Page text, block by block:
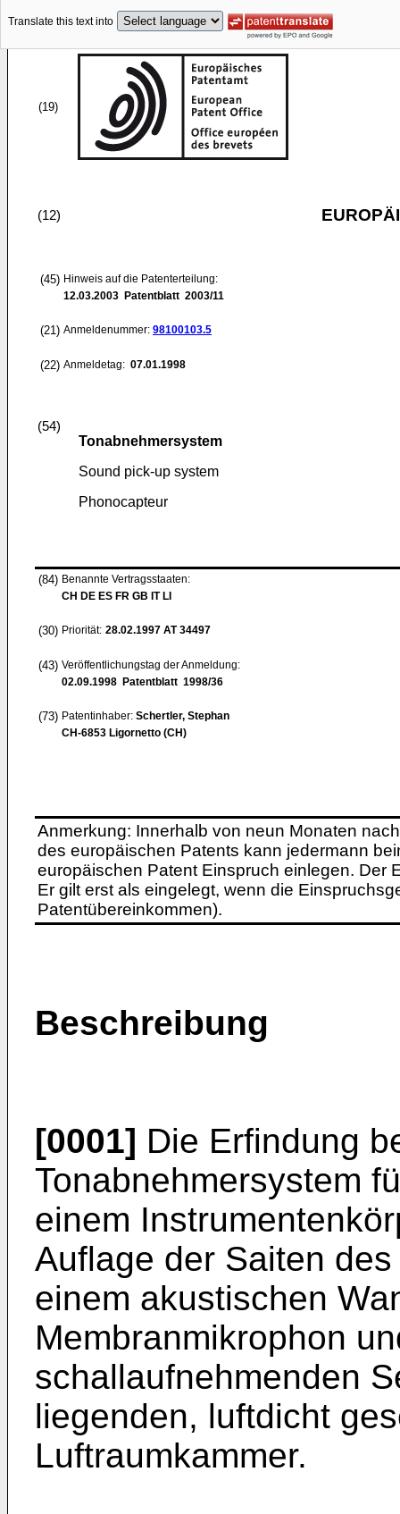
Translate this text into
(19)
(12)
(45) Hinweis auf die Patenterteilung:
12.03.2003 Patentblatt 2003/11
(21) Anmeldenummer: 98100103.5
(22) Anmeldetag: 07.01.1998
(54)
Tonabnehmersystem
Sound pick-up system
Phonocapteur
(84) Benannte Vertragsstaaten:
CH DE ES FR GB IT LI
(30) Priorität: 28.02.1997 AT 34497
(43) Veröffentlichungstag der Anmeldung:
02.09.1998 Patentblatt 1998/36
(73) Patentinhaber: Schertler, Stephan
CH-6853 Ligornetto (CH)
Anmerkung: Innerhalb von neun Monaten
des europäischen Patents kann jedermann
europäischen Patent Einspruch einlegen. Der
Er gilt erst als eingelegt, wenn die
Patentübereinkommen).
Beschreibung
[0001] Die Erfindung
Tonabnehmersystem
einem
Auflage der Saiten
einem akustischen
Membranmikrophon
schallaufnehmenden
liegenden, luftdicht
Luftraumkammer.